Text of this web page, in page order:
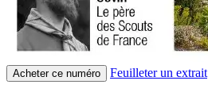
Acheter ce numéro Feuilleter un extrait